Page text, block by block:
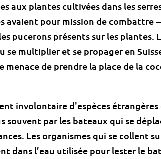
aux plantes cultivées dans les
avaient pour mission de combattre
pucerons présents sur les plantes.
se multiplier et se propager en
menace de prendre la place de la
involontaire d'espèces étrangères
souvent par les bateaux qui se
Les organismes qui se collent
dans l’eau utilisée pour lester le